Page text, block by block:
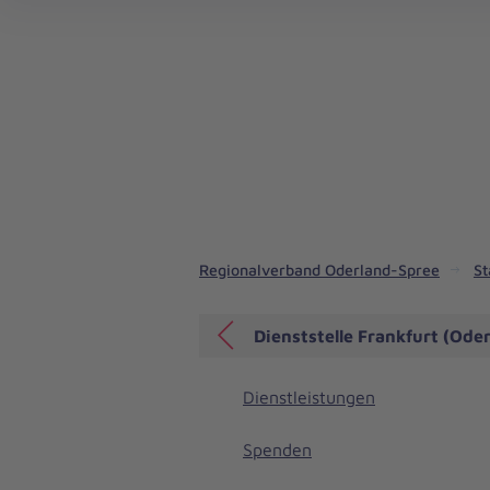
Regionalverband Oderland-Spree
Dienststelle Frankfurt
Dienstleistungen
Spenden